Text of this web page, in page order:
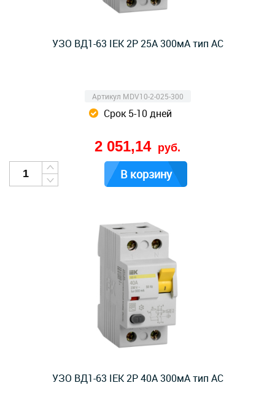
УЗО ВД1-63 IEK 2Р 25А 300мА тип AC
Артикул MDV10-2-025-300
Срок 5-10 дней
2 051,14 руб.
В корзину
УЗО ВД1-63 IEK 2Р 40А 300мА тип AC